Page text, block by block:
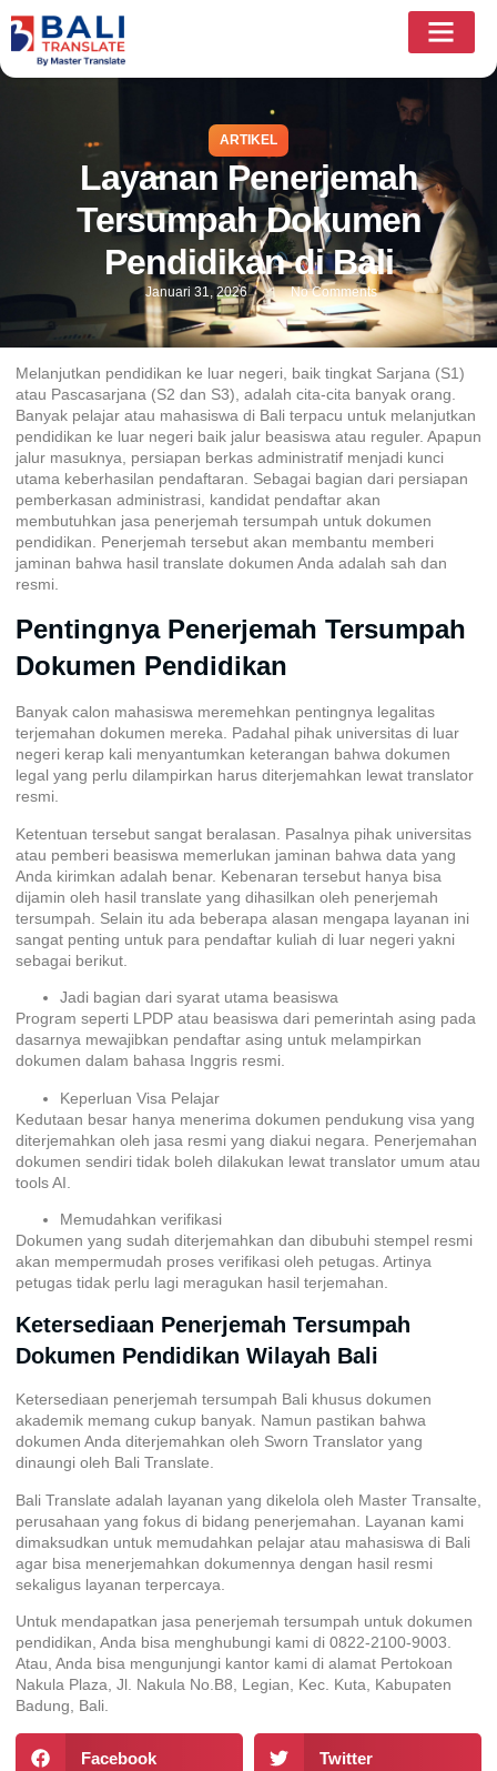
ARTIKEL
Layanan Penerjemah
Tersumpah Dokumen
Pendidikan di Bali
Januari 31, 2026 No Comments
Melanjutkan pendidikan ke luar negeri, baik tingkat Sarjana (S1)
atau Pascasarjana (S2 dan S3), adalah cita-cita banyak orang.
Banyak pelajar atau mahasiswa di Bali terpacu untuk melanjutkan
pendidikan ke luar negeri baik jalur beasiswa atau reguler. Apapun
jalur masuknya, persiapan berkas administratif menjadi kunci
utama keberhasilan pendaftaran. Sebagai bagian dari persiapan
pemberkasan administrasi, kandidat pendaftar akan
membutuhkan jasa penerjemah tersumpah untuk dokumen
pendidikan. Penerjemah tersebut akan membantu memberi
jaminan bahwa hasil translate dokumen Anda adalah sah dan
resmi.
Pentingnya Penerjemah Tersumpah
Dokumen Pendidikan
Banyak calon mahasiswa meremehkan pentingnya legalitas
terjemahan dokumen mereka. Padahal pihak universitas di luar
negeri kerap kali menyantumkan keterangan bahwa dokumen
legal yang perlu dilampirkan harus diterjemahkan lewat translator
resmi.
Ketentuan tersebut sangat beralasan. Pasalnya pihak universitas
atau pemberi beasiswa memerlukan jaminan bahwa data yang
Anda kirimkan adalah benar. Kebenaran tersebut hanya bisa
dijamin oleh hasil translate yang dihasilkan oleh penerjemah
tersumpah. Selain itu ada beberapa alasan mengapa layanan ini
sangat penting untuk para pendaftar kuliah di luar negeri yakni
sebagai berikut.
Jadi bagian dari syarat utama beasiswa
Program seperti LPDP atau beasiswa dari pemerintah asing pada
dasarnya mewajibkan pendaftar asing untuk melampirkan
dokumen dalam bahasa Inggris resmi.
Keperluan Visa Pelajar
Kedutaan besar hanya menerima dokumen pendukung visa yang
diterjemahkan oleh jasa resmi yang diakui negara. Penerjemahan
dokumen sendiri tidak boleh dilakukan lewat translator umum atau
tools AI.
Memudahkan verifikasi
Dokumen yang sudah diterjemahkan dan dibubuhi stempel resmi
akan mempermudah proses verifikasi oleh petugas. Artinya
petugas tidak perlu lagi meragukan hasil terjemahan.
Ketersediaan Penerjemah Tersumpah
Dokumen Pendidikan Wilayah Bali
Ketersediaan penerjemah tersumpah Bali khusus dokumen
akademik memang cukup banyak. Namun pastikan bahwa
dokumen Anda diterjemahkan oleh Sworn Translator yang
dinaungi oleh Bali Translate.
Bali Translate adalah layanan yang dikelola oleh Master Transalte,
perusahaan yang fokus di bidang penerjemahan. Layanan kami
dimaksudkan untuk memudahkan pelajar atau mahasiswa di Bali
agar bisa menerjemahkan dokumennya dengan hasil resmi
sekaligus layanan terpercaya.
Untuk mendapatkan jasa penerjemah tersumpah untuk dokumen
pendidikan, Anda bisa menghubungi kami di 0822-2100-9003.
Atau, Anda bisa mengunjungi kantor kami di alamat Pertokoan
Nakula Plaza, Jl. Nakula No.B8, Legian, Kec. Kuta, Kabupaten
Badung, Bali.
Facebook Twitter